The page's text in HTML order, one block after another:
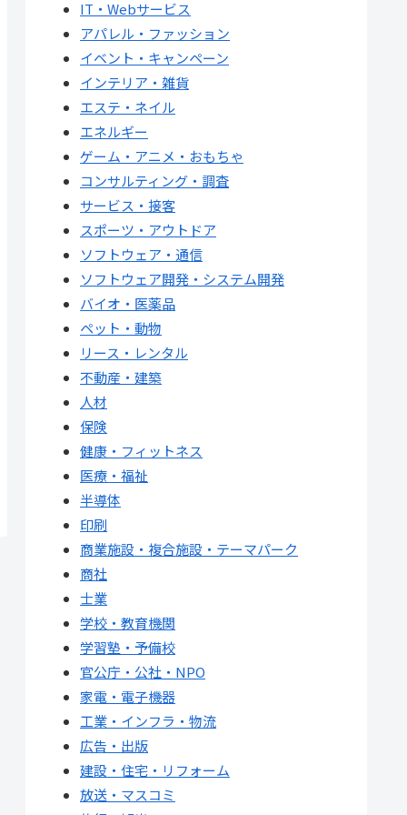
IT・Webサービス
アパレル・ファッション
イベント・キャンペーン
インテリア・雑貨
エステ・ネイル
エネルギー
ゲーム・アニメ・おもちゃ
コンサルティング・調査
サービス・接客
スポーツ・アウトドア
ソフトウェア・通信
ソフトウェア開発・システム開発
バイオ・医薬品
ペット・動物
リース・レンタル
不動産・建築
人材
保険
健康・フィットネス
医療・福祉
半導体
印刷
商業施設・複合施設・テーマパーク
商社
士業
学校・教育機関
学習塾・予備校
官公庁・公社・NPO
家電・電子機器
工業・インフラ・物流
広告・出版
建設・住宅・リフォーム
放送・マスコミ